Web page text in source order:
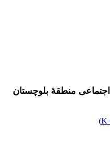
منطقۀ بلوچستان
)